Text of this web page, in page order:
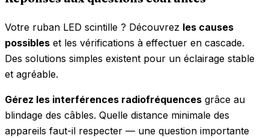
Votre ruban LED scintille ? Découvrez les causes
possibles et les vérifications à effectuer en cascade.
Des solutions simples existent pour un éclairage stable
et agréable.
Gérez les interférences radiofréquences grâce au
blindage des câbles. Quelle distance minimale des
appareils faut-il respecter — une question importante